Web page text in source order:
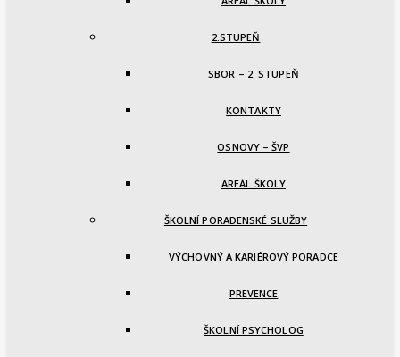
2.STUPEŇ
SBOR – 2. STUPEŇ
KONTAKTY
OSNOVY – ŠVP
AREÁL ŠKOLY
ŠKOLNÍ PORADENSKÉ SLUŽBY
VÝCHOVNÝ A KARIÉROVÝ PORADCE
PREVENCE
ŠKOLNÍ PSYCHOLOG